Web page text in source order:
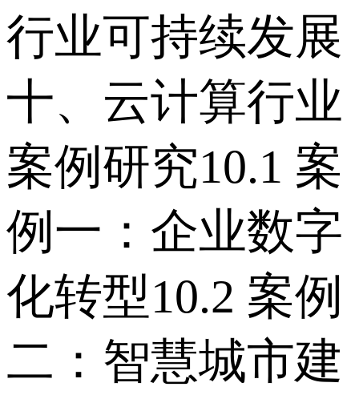
行业可持续发展
十、云计算行业
案例研究 10.1 案
例一：企业数字
化转型 10.2 案例
二：智慧城市建